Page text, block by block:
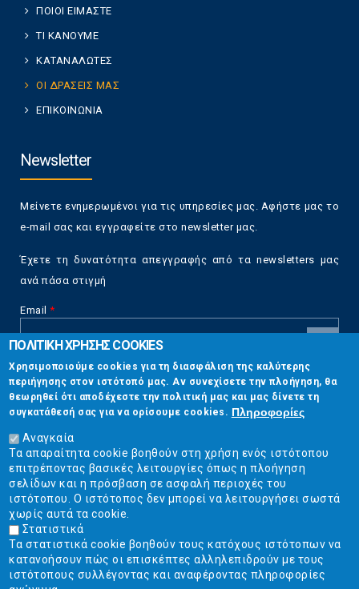
ΠΟΙΟΙ ΕΙΜΑΣΤΕ
ΤΙ ΚΑΝΟΥΜΕ
ΚΑΤΑΝΑΛΩΤΕΣ
ΟΙ ΔΡΑΣΕΙΣ ΜΑΣ
ΕΠΙΚΟΙΝΩΝΙΑ
Newsletter
Μείνετε ενημερωμένοι για τις υπηρεσίες μας. Αφήστε μας το
e-mail σας και εγγραφείτε στο newsletter μας.
Έχετε τη δυνατότητα απεγγραφής από τα newsletters μας
ανά πάσα στιγμή
Email *
CAPTCHA
This
question is
for testing
whether or
not you are a
human visitor
and to
prevent
automated
spam
submissions.
5+2
Επικοινωνία
Στουρνάρη 17, Αθήνα 10683
2103304444
info@ekpizo.gr
www.ekpizo.gr
Δευ - Πεμ:10:00 πμ - 2:00 μμ
Σάβ - Κυρ: Κλειστά
ΠΟΛΙΤΙΚΗ ΧΡΗΣΗΣ COOKIES
Χρησιμοποιούμε cookies για τη διασφάλιση της καλύτερης
περιήγησης στον ιστότοπό μας. Αν συνεχίσετε την πλοήγηση, θα
θεωρηθεί ότι αποδέχεστε την πολιτική μας και μας δίνετε τη
συγκατάθεσή σας για να ορίσουμε cookies. Πληροφορίες
Αναγκαία
Τα απαραίτητα cookie βοηθούν στη χρήση ενός ιστότοπου
επιτρέποντας βασικές λειτουργίες όπως η πλοήγηση
σελίδων και η πρόσβαση σε ασφαλή περιοχές του
ιστότοπου. Ο ιστότοπος δεν μπορεί να λειτουργήσει σωστά
χωρίς αυτά τα cookie.
Στατιστικά
Τα στατιστικά cookie βοηθούν τους κατόχους ιστότοπων να
κατανοήσουν πώς οι επισκέπτες αλληλεπιδρούν με τους
ιστότοπους συλλέγοντας και αναφέροντας πληροφορίες